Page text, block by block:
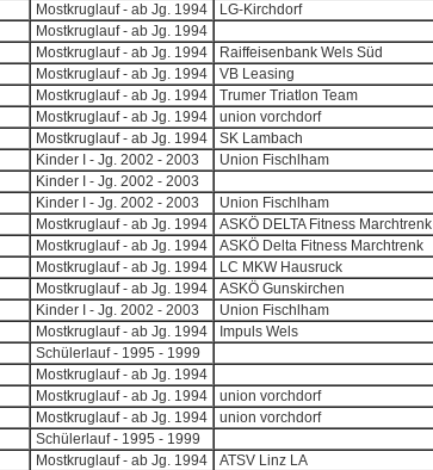
Mostkruglauf - ab Jg. 1994
LG-Kirchdorf
Mostkruglauf - ab Jg. 1994
Mostkruglauf - ab Jg. 1994
Raiffeisenbank Wels Süd
Mostkruglauf - ab Jg. 1994
VB Leasing
Mostkruglauf - ab Jg. 1994
Trumer Triatlon Team
Mostkruglauf - ab Jg. 1994
union vorchdorf
Mostkruglauf - ab Jg. 1994
SK Lambach
Kinder I - Jg. 2002 - 2003
Union Fischlham
Kinder I - Jg. 2002 - 2003
Kinder I - Jg. 2002 - 2003
Union Fischlham
Mostkruglauf - ab Jg. 1994
ASKÖ DELTA Fitness Marchtrenk
Mostkruglauf - ab Jg. 1994
ASKÖ Delta Fitness Marchtrenk
Mostkruglauf - ab Jg. 1994
LC MKW Hausruck
Mostkruglauf - ab Jg. 1994
ASKÖ Gunskirchen
Kinder I - Jg. 2002 - 2003
Union Fischlham
Mostkruglauf - ab Jg. 1994
Impuls Wels
Schülerlauf - 1995 - 1999
Mostkruglauf - ab Jg. 1994
Mostkruglauf - ab Jg. 1994
union vorchdorf
Mostkruglauf - ab Jg. 1994
union vorchdorf
Schülerlauf - 1995 - 1999
Mostkruglauf - ab Jg. 1994
ATSV Linz LA